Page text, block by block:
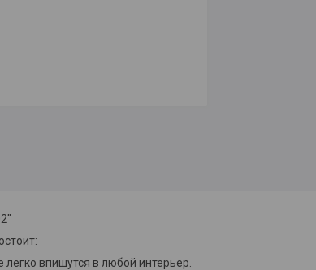
впишутся в любой интерьер.